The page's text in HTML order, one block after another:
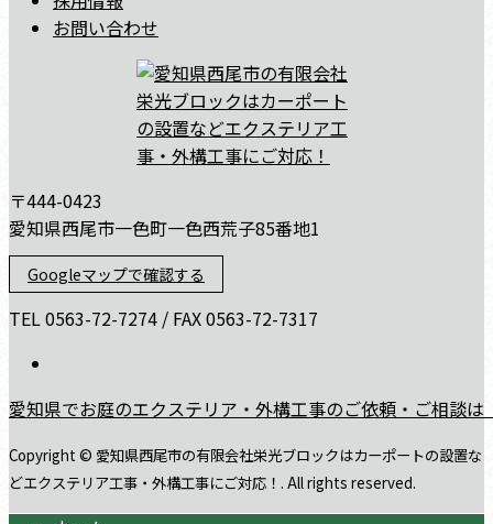
お問い合わせ
〒444-0423
愛知県西尾市一色町一色西荒子85番地1
Googleマップで確認する
TEL 0563-72-7274 / FAX 0563-72-7317
愛知県でお庭のエクステリア・外構工事のご依頼・ご相談
Copyright © 愛知県西尾市の有限会社栄光ブロックはカーポートの設置な
どエクステリア工事・外構工事にご対応！. All rights reserved.